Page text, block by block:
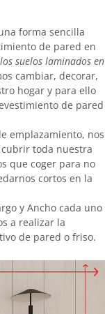
forma sencilla
de pared en
suelos laminados en
cambiar, decorar,
hogar y para ello
de pared
emplazamiento, nos
toda nuestra
que coger para no
cortos en la
y Ancho cada uno
a realizar la
de pared o friso.